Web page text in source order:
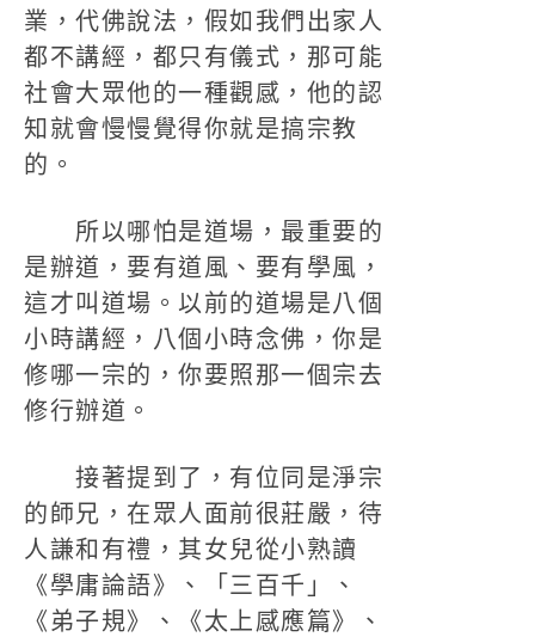
業，代佛說法，假如我們出家人
都不講經，都只有儀式，那可能
社會大眾他的一種觀感，他的認
知就會慢慢覺得你就是搞宗教
的。
所以哪怕是道場，最重要的
是辦道，要有道風、要有學風，
這才叫道場。以前的道場是八個
小時講經，八個小時念佛，你是
修哪一宗的，你要照那一個宗去
修行辦道。
接著提到了，有位同是淨宗
的師兄，在眾人面前很莊嚴，待
人謙和有禮，其女兒從小熟讀
《學庸論語》、「三百千」、
《弟子規》、《太上感應篇》、